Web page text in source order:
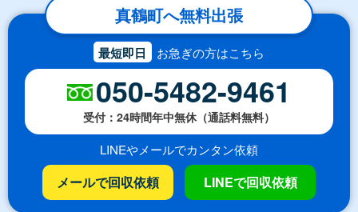
真鶴町へ無料出張
最短即日 お急ぎの方はこちら
050-5482-9461
受付：24時間年中無休（通話料無料）
LINEやメールでカンタン依頼
メールで回収依頼 LINEで回収依頼